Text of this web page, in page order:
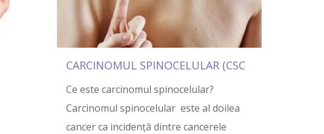
CARCINOMUL SPINOCELULAR (CSC
Ce este carcinomul spinocelular?
Carcinomul spinocelular este al doilea
cancer ca incidență dintre cancerele